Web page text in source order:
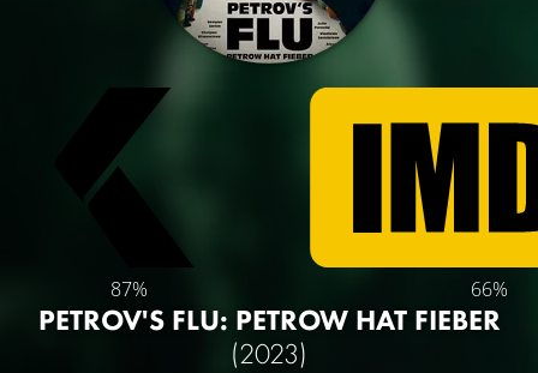
87% 66%
PETROV'S FLU: PETROW HAT FIEBER
(2023)